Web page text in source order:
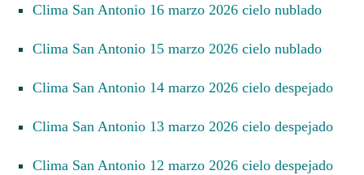
Clima San Antonio 16 marzo 2026 cielo nublado
Clima San Antonio 15 marzo 2026 cielo nublado
Clima San Antonio 14 marzo 2026 cielo despejado
Clima San Antonio 13 marzo 2026 cielo despejado
Clima San Antonio 12 marzo 2026 cielo despejado